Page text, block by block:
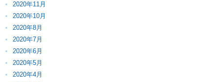
2020年11月
2020年10月
2020年8月
2020年7月
2020年6月
2020年5月
2020年4月